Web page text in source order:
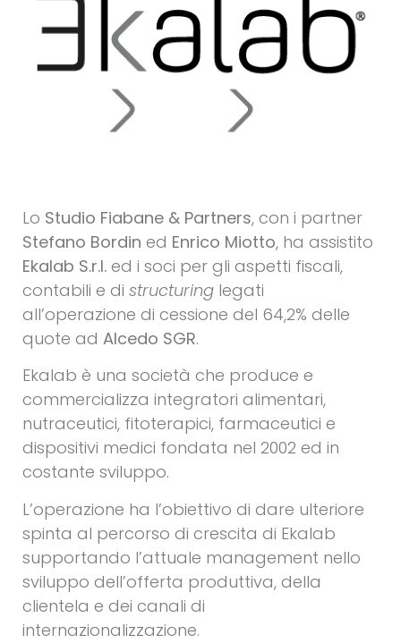
Lo Studio Fiabane & Partners, con i partner
Stefano Bordin ed Enrico Miotto, ha assistito
Ekalab S.r.l. ed i soci per gli aspetti fiscali,
contabili e di structuring legati
all’operazione di cessione del 64,2% delle
quote ad Alcedo SGR.
Ekalab è una società che produce e
commercializza integratori alimentari,
nutraceutici, fitoterapici, farmaceutici e
dispositivi medici fondata nel 2002 ed in
costante sviluppo.
L’operazione ha l’obiettivo di dare ulteriore
spinta al percorso di crescita di Ekalab
supportando l’attuale management nello
sviluppo dell’offerta produttiva, della
clientela e dei canali di
internazionalizzazione.